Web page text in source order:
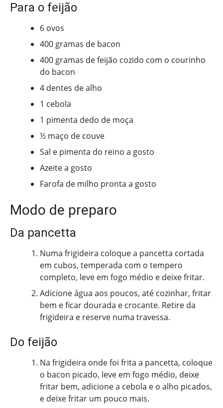
Para o feijão
6 ovos
400 gramas de bacon
400 gramas de feijão cozido com o courinho
do bacon
4 dentes de alho
1 cebola
1 pimenta dedo de moça
½ maço de couve
Sal e pimenta do reino a gosto
Azeite a gosto
Farofa de milho pronta a gosto
Modo de preparo
Da pancetta
Numa frigideira coloque a pancetta cortada
em cubos, temperada com o tempero
completo, leve em fogo médio e deixe fritar.
Adicione água aos poucos, até cozinhar, fritar
bem e ficar dourada e crocante. Retire da
frigideira e reserve numa travessa.
Do feijão
Na frigideira onde foi frita a pancetta, coloque
o bacon picado, leve em fogo médio, deixe
fritar bem, adicione a cebola e o alho picados,
e deixe fritar um pouco mais.